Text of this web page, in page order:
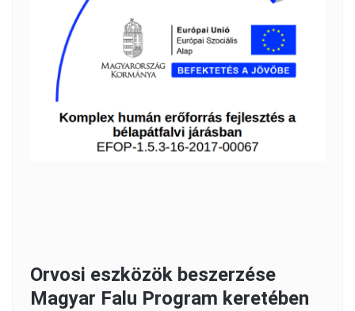
Orvosi eszközök beszerzése
Magyar Falu Program keretében